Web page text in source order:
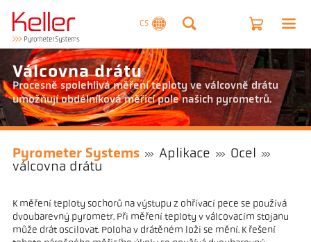
CS
Válcovna drátu
Procesně spolehlivá měření teploty ve válcovně drátu
umožňují obdélníková měřicí pole našich pyrometrů.
Pyrometer Systems Aplikace
Ocel
válcovna drátu
K měření teploty sochorů na výstupu z ohřívací pece se používá
dvoubarevný pyrometr. Při měření teploty v válcovacím stojanu
může drát oscilovat. Poloha v drátěném loži se mění. K řešení